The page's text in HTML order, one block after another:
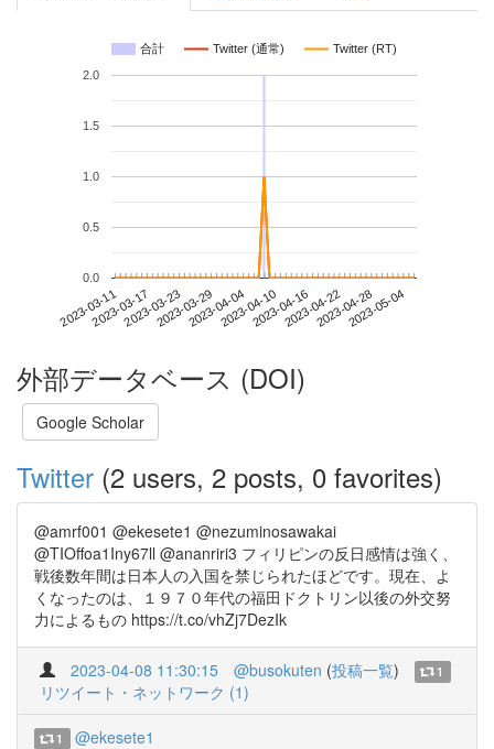
合計 Twitter (通常) Twitter (RT)
2023-03-112023-03-172023-03-232023-03-292023-04-042023-04-102023-04-162023-04-222023-04-282023-05-04
0.0
0.5
1.0
1.5
2.0
外部データベース (DOI)
Google Scholar
Twitter (2 users, 2 posts, 0 favorites)
@amrf001 @ekesete1 @nezuminosawakai
@TIOffoa1Iny67ll @ananriri3 フィリピンの反日感情は強く、
戦後数年間は日本人の入国を禁じられたほどです。現在、よ
くなったのは、１９７０年代の福田ドクトリン以後の外交努
力によるもの https://t.co/vhZj7DezIk
2023-04-08 11:30:15 @busokuten (投稿一覧) 1
リツイート・ネットワーク (1)
1 @ekesete1